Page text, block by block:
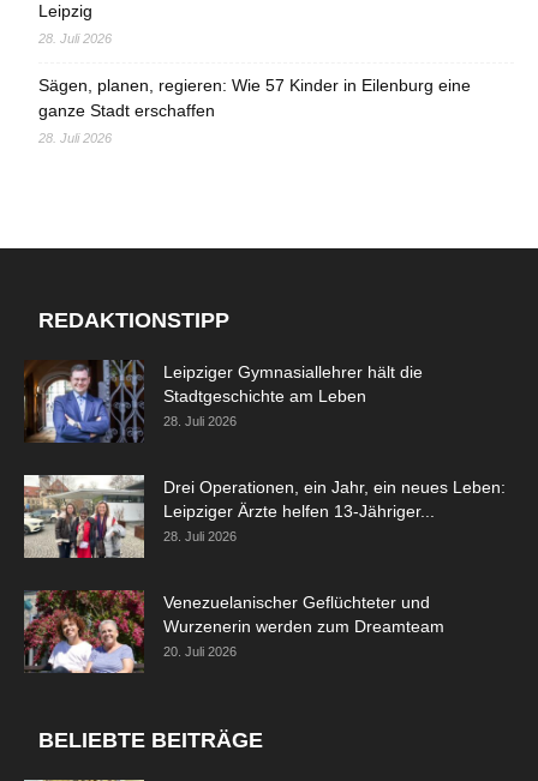
Leipzig
28. Juli 2026
Sägen, planen, regieren: Wie 57 Kinder in Eilenburg eine
ganze Stadt erschaffen
28. Juli 2026
REDAKTIONSTIPP
Leipziger Gymnasiallehrer hält die
Stadtgeschichte am Leben
28. Juli 2026
Drei Operationen, ein Jahr, ein neues Leben:
Leipziger Ärzte helfen 13-Jähriger...
28. Juli 2026
Venezuelanischer Geflüchteter und
Wurzenerin werden zum Dreamteam
20. Juli 2026
BELIEBTE BEITRÄGE